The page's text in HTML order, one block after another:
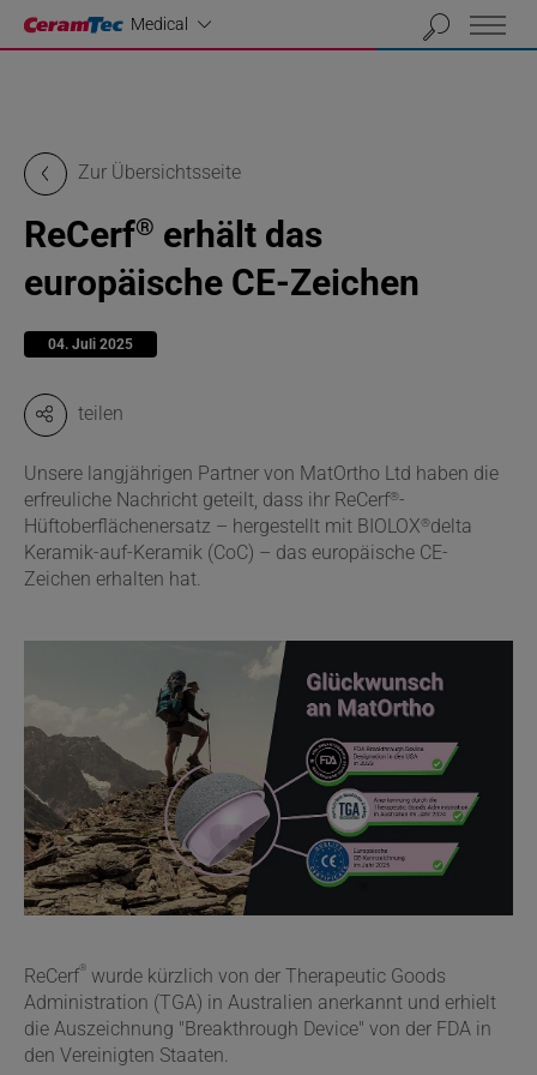
Medical
Industrial
Zur Übersichtsseite
ReCerf® erhält das
europäische CE-Zeichen
04. Juli 2025
teilen
Unsere langjährigen Partner von MatOrtho Ltd haben die
erfreuliche Nachricht geteilt, dass ihr ReCerf®-
Hüftoberflächenersatz – hergestellt mit BIOLOX®delta
Keramik-auf-Keramik (CoC) – das europäische CE-
Zeichen erhalten hat.
ReCerf® wurde kürzlich von der Therapeutic Goods
Administration (TGA) in Australien anerkannt und erhielt
die Auszeichnung "Breakthrough Device" von der FDA in
den Vereinigten Staaten.